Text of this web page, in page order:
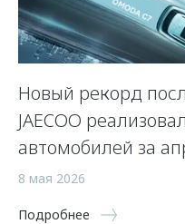
Новый рекорд
JAECOO
автомобилей за
8 мая 2026
Подробнее